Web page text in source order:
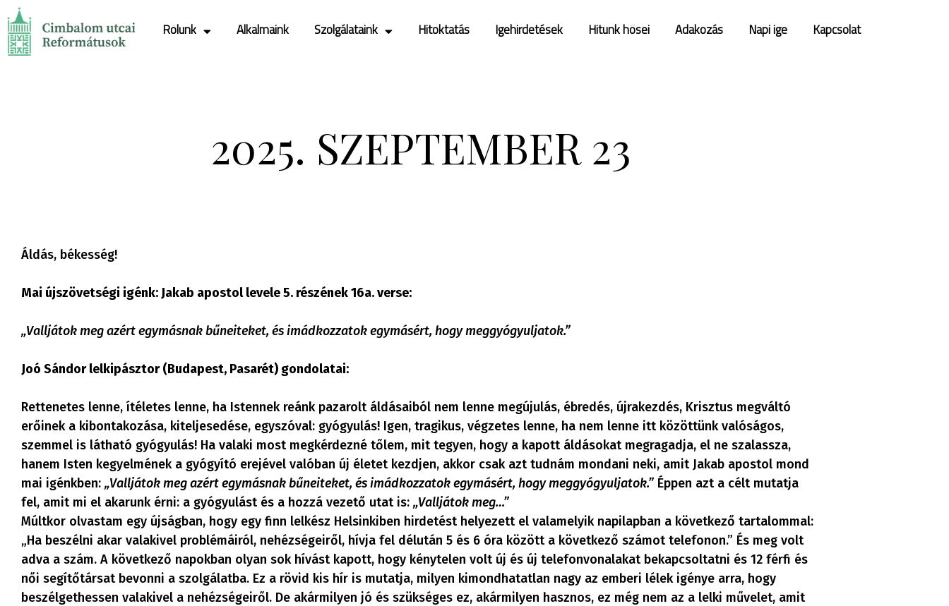
Rólunk Alkalmaink Szolgálataink Hitoktatás Igehirdetések Hitünk hősei Adakozás Napi ige Kapcsolat
2025. SZEPTEMBER 23
Áldás, békesség!
Mai újszövetségi igénk: Jakab apostol levele 5. részének 16a. verse:
„Valljátok meg azért egymásnak bűneiteket, és imádkozzatok egymásért, hogy meggyógyuljatok.”
Joó Sándor lelkipásztor (Budapest, Pasarét) gondolatai:
Rettenetes lenne, ítéletes lenne, ha Istennek reánk pazarolt áldásaiból nem lenne megújulás, ébredés, újrakezdés, Krisztus megváltó
erőinek a kibontakozása, kiteljesedése, egyszóval: gyógyulás! Igen, tragikus, végzetes lenne, ha nem lenne itt közöttünk valóságos,
szemmel is látható gyógyulás! Ha valaki most megkérdezné tőlem, mit tegyen, hogy a kapott áldásokat megragadja, el ne szalassza,
hanem Isten kegyelmének a gyógyító erejével valóban új életet kezdjen, akkor csak azt tudnám mondani neki, amit Jakab apostol mond
mai igénkben: „Valljátok meg azért egymásnak bűneiteket, és imádkozzatok egymásért, hogy meggyógyuljatok.” Éppen azt a célt mutatja
fel, amit mi el akarunk érni: a gyógyulást és a hozzá vezető utat is: „Valljátok meg…”
Múltkor olvastam egy újságban, hogy egy finn lelkész Helsinkiben hirdetést helyezett el valamelyik napilapban a következő tartalommal:
„Ha beszélni akar valakivel problémáiról, nehézségeiről, hívja fel délután 5 és 6 óra között a következő számot telefonon.” És meg volt
adva a szám. A következő napokban olyan sok hívást kapott, hogy kénytelen volt új és új telefonvonalakat bekapcsoltatni és 12 férfi és
női segítőtársat bevonni a szolgálatba. Ez a rövid kis hír is mutatja, milyen kimondhatatlan nagy az emberi lélek igénye arra, hogy
beszélgethessen valakivel a nehézségeiről. De akármilyen jó és szükséges ez, akármilyen hasznos, ez még nem az a lelki művelet, amit